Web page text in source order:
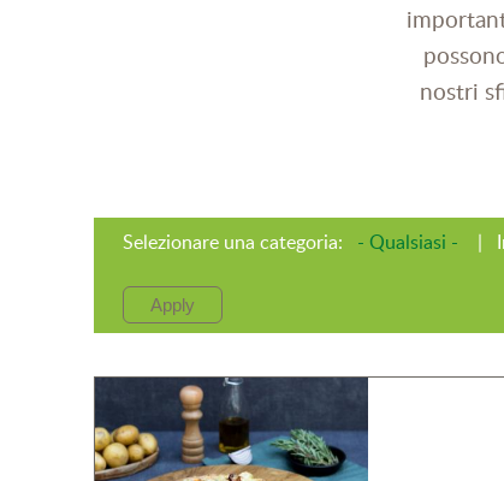
nostri
Selezionare una categoria: - Qualsiasi -